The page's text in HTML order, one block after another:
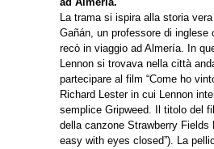
La trama si ispira alla storia
Gañán, un professore di inglese
recò in viaggio ad Almería. In
Lennon si trovava nella città
partecipare al film “Come ho
Richard Lester in cui Lennon
semplice Gripweed. Il titolo del
della canzone Strawberry Fields
easy with eyes closed”). La